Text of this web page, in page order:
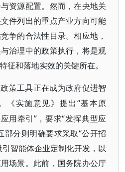
资源配置。然而，在央地关
件列出的重点产业方向可能
争的合法性目录。相应地，
治理中的政策执行，将是观
征和落地实效的关键所在。
策工具正在成为政府促进智
《实施意见》提出 “基本原
用牵引”，要求“发挥典型应
部分则明确要求采取“公开招
智能体企业定制化开发，以
场景。此前，国务院办公厅